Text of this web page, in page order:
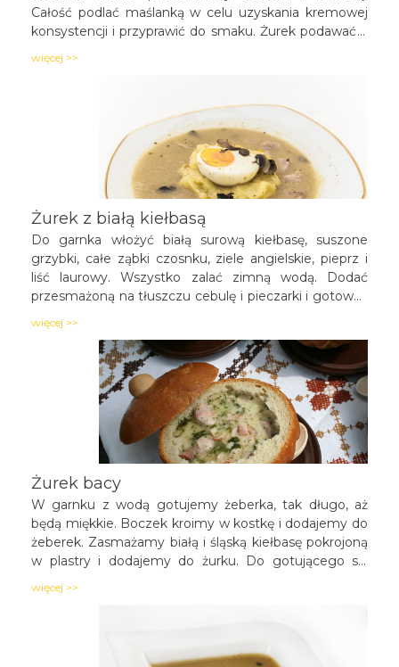
Całość podlać maślanką w celu uzyskania kremowej
konsystencji i przyprawić do smaku. Żurek podawać z
koperkiem i rzodkiewką.
więcej >>
Żurek z białą kiełbasą
Do garnka włożyć białą surową kiełbasę, suszone
grzybki, całe ząbki czosnku, ziele angielskie, pieprz i
liść laurowy. Wszystko zalać zimną wodą. Dodać
przesmażoną na tłuszczu cebulę i pieczarki i gotować
Wyjąć ugotowaną kiełbasę do wywaru wlać zakwas
żytni i całość zagotować. Kiełbaski pokroić w plasterki
(kostkę) i ponownie włożyć do zupy, dodać majeranek
i przyprawić do smaku. Zdjąć żurek z ognia i zabielić
więcej >>
Żurek bacy
W garnku z wodą gotujemy żeberka, tak długo, aż
będą miękkie. Boczek kroimy w kostkę i dodajemy do
żeberek. Zasmażamy białą i śląską kiełbasę pokrojoną
w plastry i dodajemy do żurku. Do gotującego się
Śmietanę mieszamy z mąką i dodajemy do żurku na
żurku, następnie przyprawiamy do smaku
więcej >>